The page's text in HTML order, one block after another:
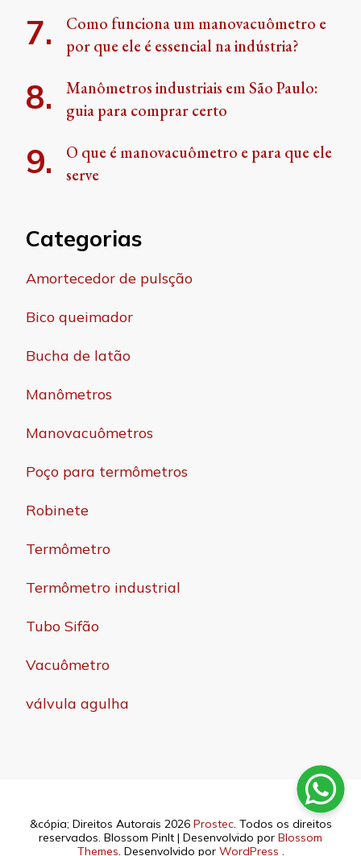
Como funciona um manovacuômetro e
por que ele é essencial na indústria?
Manômetros industriais em São Paulo:
guia para comprar certo
O que é manovacuômetro e para que ele
serve
Categorias
Amortecedor de pulsção
Bico queimador
Bucha de latão
Manômetros
Manovacuômetros
Poço para termômetros
Robinete
Termômetro
Termômetro industrial
Tubo Sifão
Vacuômetro
válvula agulha
&cópia; Direitos Autorais 2026 Prostec. Todos os direitos
reservados. Blossom PinIt | Desenvolvido por Blossom
Themes. Desenvolvido por WordPress .